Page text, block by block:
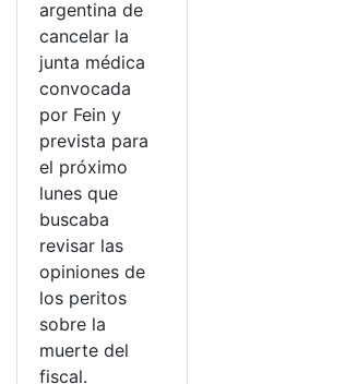
argentina de
cancelar la
junta médica
convocada
por Fein y
prevista para
el próximo
lunes que
buscaba
revisar las
opiniones de
los peritos
sobre la
muerte del
fiscal.